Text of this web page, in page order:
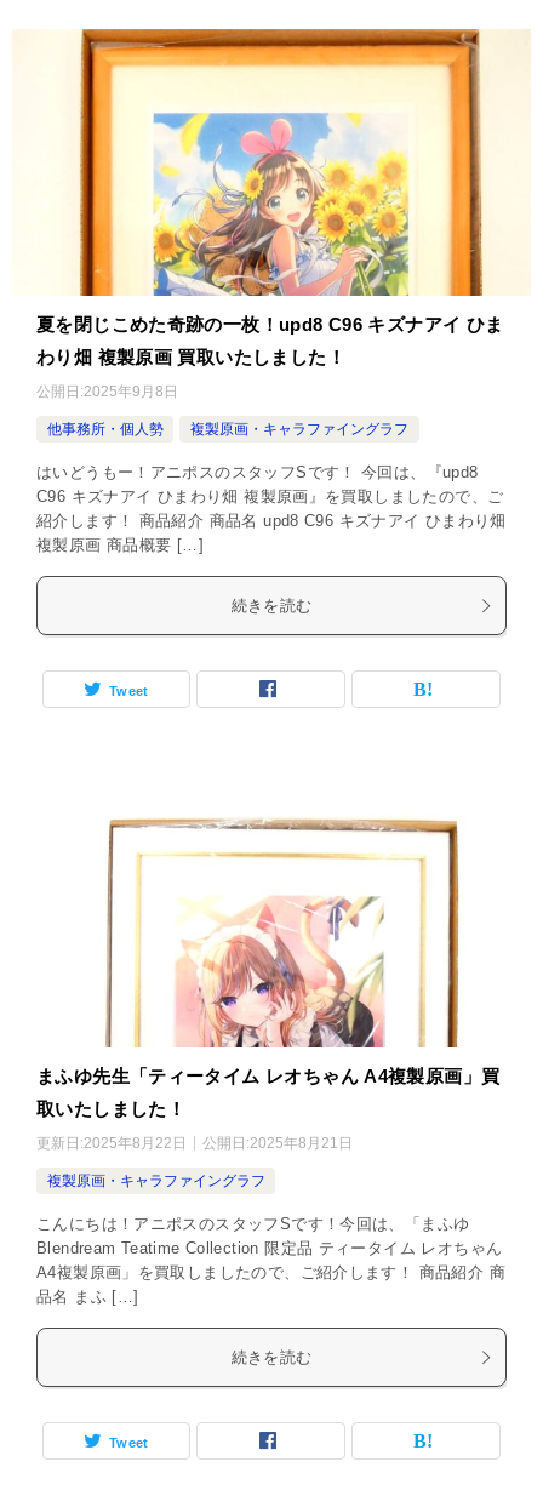
夏を閉じこめた奇跡の一枚！upd8 C96 キズナアイ ひま
わり畑 複製原画 買取いたしました！
公開日:2025年9月8日
他事務所・個人勢 複製原画・キャラファイングラフ
はいどうもー！アニポスのスタッフSです！ 今回は、『upd8
C96 キズナアイ ひまわり畑 複製原画』を買取しましたので、ご
紹介します！ 商品紹介 商品名 upd8 C96 キズナアイ ひまわり畑
複製原画 商品概要 […]
続きを読む
Tweet
まふゆ先生「ティータイム レオちゃん A4複製原画」買
取いたしました！
更新日:2025年8月22日 公開日:2025年8月21日
複製原画・キャラファイングラフ
こんにちは！アニポスのスタッフSです！今回は、「まふゆ
Blendream Teatime Collection 限定品 ティータイム レオちゃん
A4複製原画」を買取しましたので、ご紹介します！ 商品紹介 商
品名 まふ […]
続きを読む
Tweet